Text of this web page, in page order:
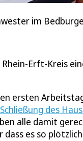
im
Erft-Kreis
ersten
Schließung des
alle damit
dass es so